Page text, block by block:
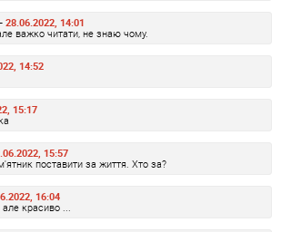
28.06.2022, 14:01
важко читати, не знаю чому.
14:52
15:17
15:57
поставити за життя. Хто за?
16:04
але красиво ...